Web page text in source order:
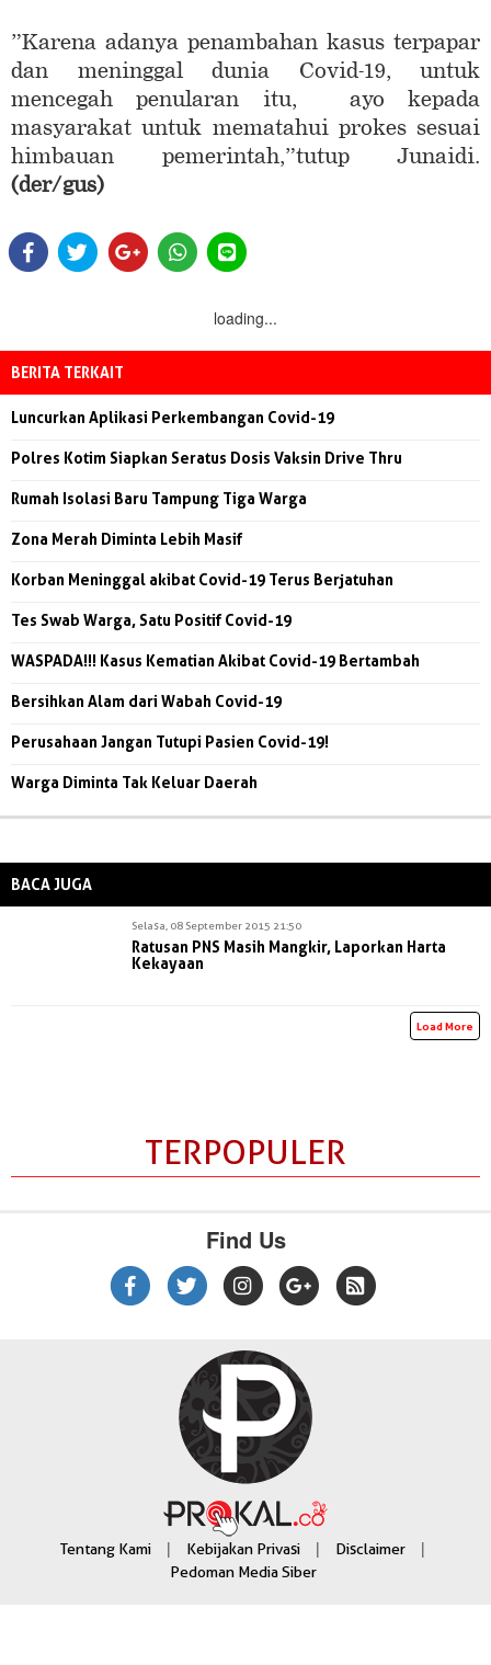
”Karena adanya penambahan kasus terpapar
dan meninggal dunia Covid-19, untuk
mencegah penularan itu, ayo kepada
masyarakat untuk mematahui prokes sesuai
himbauan pemerintah,”tutup Junaidi.
(der/gus)
loading...
BERITA TERKAIT
Luncurkan Aplikasi Perkembangan Covid-19
Polres Kotim Siapkan Seratus Dosis Vaksin Drive Thru
Rumah Isolasi Baru Tampung Tiga Warga
Zona Merah Diminta Lebih Masif
Korban Meninggal akibat Covid-19 Terus Berjatuhan
Tes Swab Warga, Satu Positif Covid-19
WASPADA!!! Kasus Kematian Akibat Covid-19 Bertambah
Bersihkan Alam dari Wabah Covid-19
Perusahaan Jangan Tutupi Pasien Covid-19!
Warga Diminta Tak Keluar Daerah
BACA JUGA
Selasa, 08 September 2015 21:50
Ratusan PNS Masih Mangkir, Laporkan Harta
Kekayaan
Load More
TERPOPULER
Find Us
Tentang Kami | Kebijakan Privasi | Disclaimer |
Pedoman Media Siber